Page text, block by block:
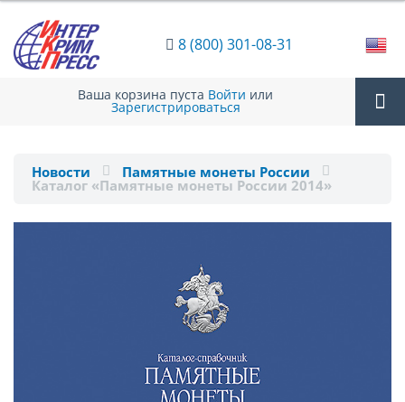
8 (800) 301-08-31
Ваша корзина пуста Войти или
Зарегистрироваться
Новости Памятные монеты России
Каталог «Памятные монеты России 2014»